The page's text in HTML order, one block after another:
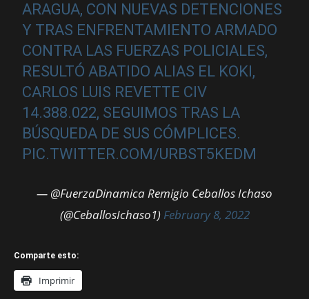
ARAGUA, CON NUEVAS DETENCIONES
Y TRAS ENFRENTAMIENTO ARMADO
CONTRA LAS FUERZAS POLICIALES,
RESULTÓ ABATIDO ALIAS EL KOKI,
CARLOS LUIS REVETTE CIV
14.388.022, SEGUIMOS TRAS LA
BÚSQUEDA DE SUS CÓMPLICES.
PIC.TWITTER.COM/URBST5KEDM
— @FuerzaDinamica Remigio Ceballos Ichaso
(@CeballosIchaso1) February 8, 2022
Comparte esto:
Imprimir